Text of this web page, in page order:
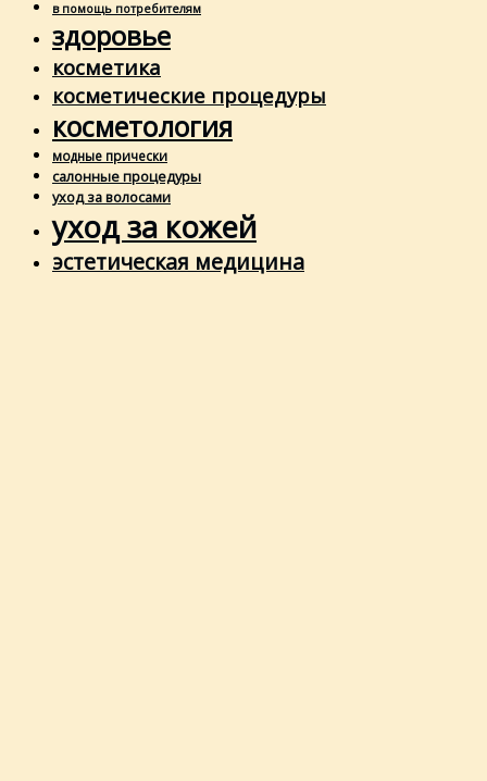
в помощь потребителям
здоровье
косметика
косметические процедуры
косметология
модные прически
салонные процедуры
уход за волосами
уход за кожей
эстетическая медицина